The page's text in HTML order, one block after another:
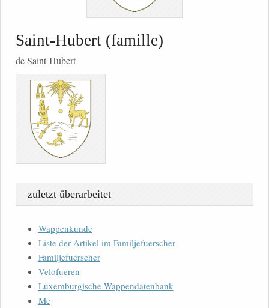
Saint-Hubert (famille)
de Saint-Hubert
zuletzt überarbeitet
Wappenkunde
Liste der Artikel im Familjefuerscher
Familjefuerscher
Velofueren
Luxemburgische Wappendatenbank
Me